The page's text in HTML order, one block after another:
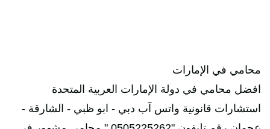
محامي في الإمارات
افضل محامي في دولة الإمارات العربية المتحدة
استشارات قانونية واتس آب دبي - ابو ظبي - الشارقة -